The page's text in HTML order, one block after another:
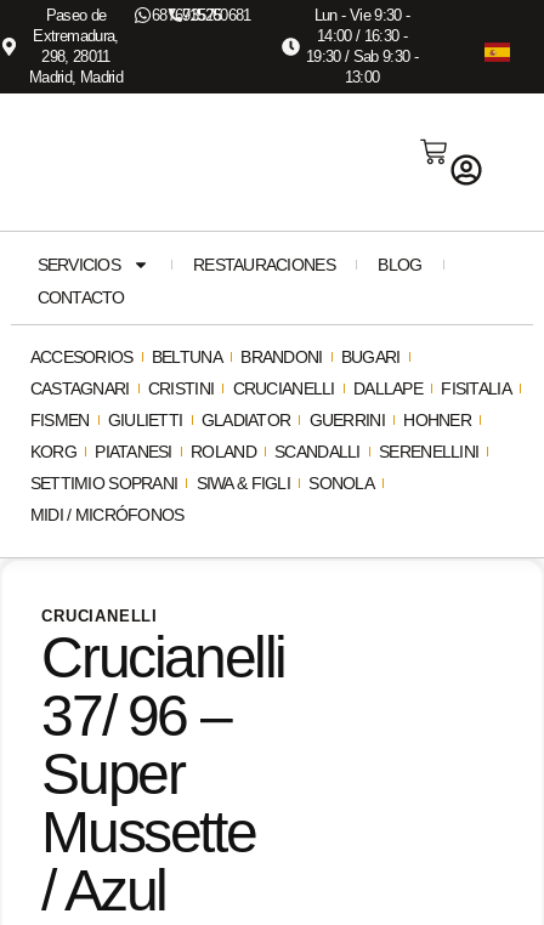
Paseo de
Extremadura,
298, 28011
Madrid, Madrid
687673575
915260681
Lun - Vie 9:30 -
14:00 / 16:30 -
19:30 / Sab 9:30 -
13:00
ACCESORIOS BELTUNA BRANDONI
BUGARI
CASTAGNARI
CRISTINI CRUCIANELLI DALLAPE
FISITALIA
FISMEN
GIULIETTI GLADIATOR GUERRINI
HOHNER
KORG
PIATANESI ROLAND SCANDALLI
SERENELLINI
SETTIMIO SOPRANI
SIWA & FIGLI
SONOLA
MIDI / MICRÓFONOS
SERVICIOS RESTAURACIONES
BLOG
CONTACTO
CRUCIANELLI
Crucianelli
37/ 96 –
Super
Mussette
/ Azul